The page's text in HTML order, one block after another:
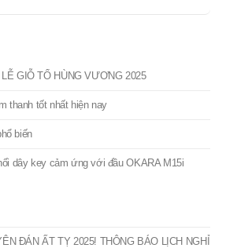
GIỖ TỔ HÙNG VƯƠNG 2025
thanh tốt nhất hiện nay
biến
dây key cảm ứng với đầu OKARA M15i
ĐÁN ẤT TỴ 2025! THÔNG BÁO LỊCH NGHỈ